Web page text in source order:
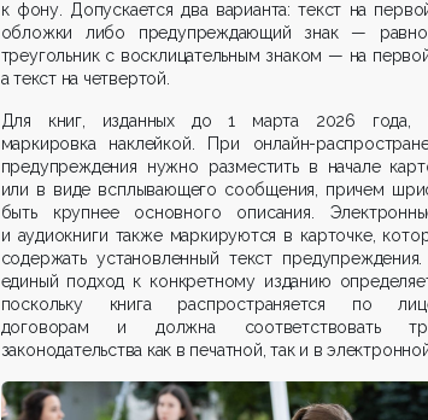
к фону. Допускается два варианта: текст на
обложки либо предупреждающий знак —
треугольник с восклицательным знаком — на
а текст на четвертой.
Для книг, изданных до 1 марта 2026 года,
маркировка наклейкой. При онлайн-
предупреждения нужно разместить в начале
или в виде всплывающего сообщения, причем
быть крупнее основного описания.
и аудиокниги также маркируются в карточке,
содержать установленный текст
единый подход к конкретному изданию
поскольку книга распространяется по
договорам и должна соот­ветст­вовать
законодательства как в печатной, так и в